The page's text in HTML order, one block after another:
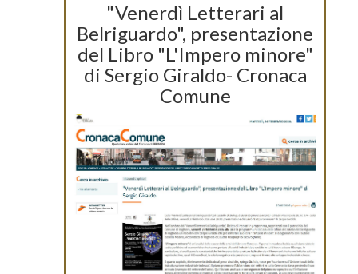
"Venerdì Letterari al
Belriguardo", presentazione
del Libro "L'Impero minore"
di Sergio Giraldo- Cronaca
Comune